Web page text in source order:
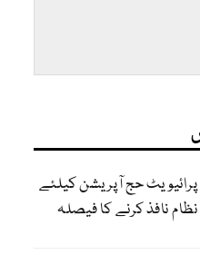
2027: پرائیویٹ حج آپریشن کیلئے
نظام نافذ کرنے کا فیصلہ